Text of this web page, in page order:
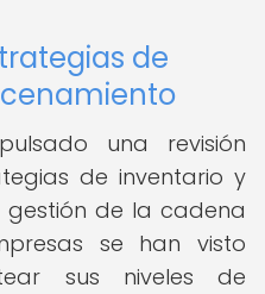
de
una revisión
de inventario y
de la cadena
se han visto
sus niveles de